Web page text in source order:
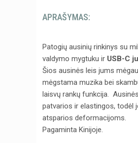
APRAŠYMAS:
Patogių ausinių rinkinys su
valdymo mygtuku ir USB-C
Šios ausinės leis jums
mėgstama muzika bei
laisvų rankų funkcija.
patvarios ir elastingos, todėl
atsparios deformacijoms.
Pagaminta Kinijoje.